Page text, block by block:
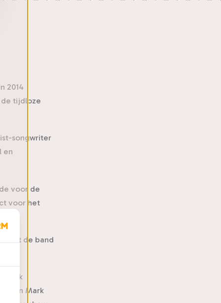
2014
de tijdloze
songwriter
en
voor de
voor het
dat de band
van Mark